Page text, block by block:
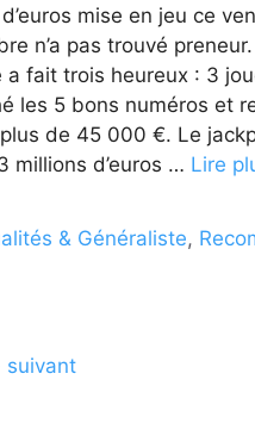
mise en jeu ce
n’a pas trouvé
a fait trois heureux : 3
les 5 bons numéros et
de 45 000 €. Le
millions d’euros … Lire
& Généraliste,
suivant